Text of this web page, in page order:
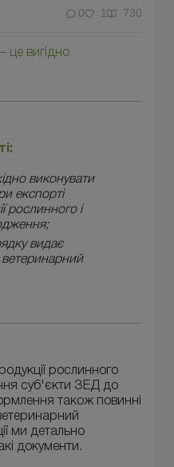
0 1 730
це вигідно
виконувати
експорті
рослинного і
видає
ветеринарний
рослинного
суб'єкти ЗЕД до
також повинні
ми детально
документи.